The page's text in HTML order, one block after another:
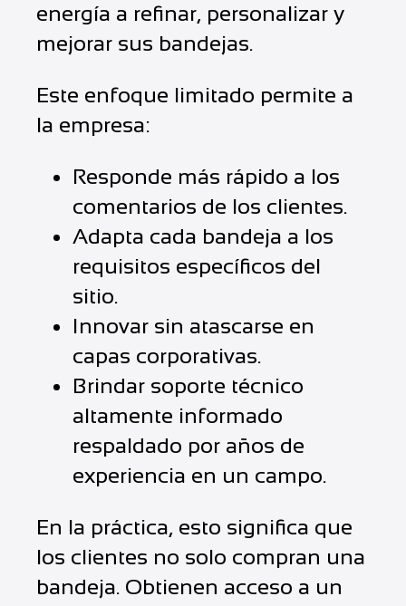
energía a refinar, personalizar y
mejorar sus bandejas.
Este enfoque limitado permite a
la empresa:
Responde más rápido a los
comentarios de los clientes.
Adapta cada bandeja a los
requisitos específicos del
sitio.
Innovar sin atascarse en
capas corporativas.
Brindar soporte técnico
altamente informado
respaldado por años de
experiencia en un campo.
En la práctica, esto significa que
los clientes no solo compran una
bandeja. Obtienen acceso a un